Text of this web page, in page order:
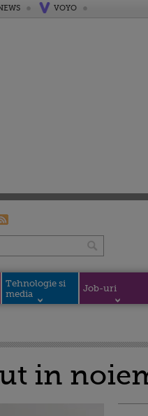
VOYO
Tehnologie si
media
Job-uri
in